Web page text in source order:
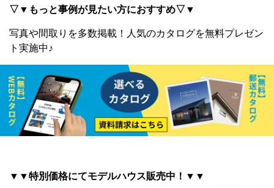
▽▼もっと事例が見たい方におすすめ▽▼
写真や間取りを多数掲載！ 人気のカタログを無料プレゼン
ト実施中♪
▼▼特別価格にてモデルハウス販売中！▼▼